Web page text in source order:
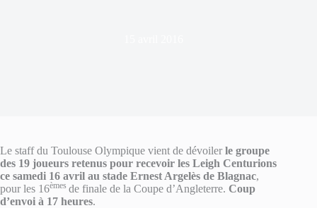
Le staff du Toulouse Olympique vient de dévoiler le groupe
des 19 joueurs retenus pour recevoir les Leigh Centurions
ce samedi 16 avril au stade Ernest Argelès de Blagnac,
pour les 16èmes de finale de la Coupe d’Angleterre. Coup
d’envoi à 17 heures.